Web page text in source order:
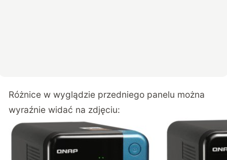
Różnice w wyglądzie przedniego panelu można
wyraźnie widać na zdjęciu: